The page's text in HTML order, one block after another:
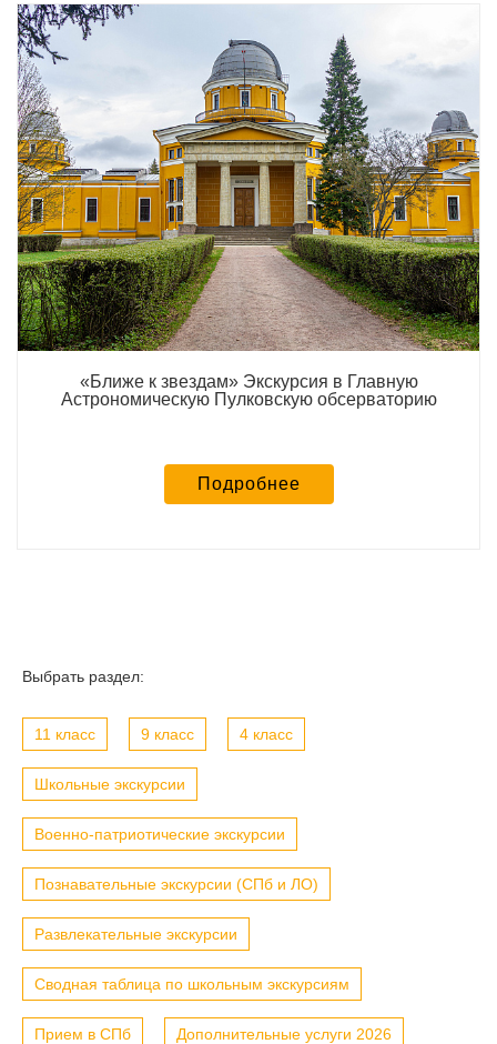
«Ближе к звездам» Экскурсия в Главную
Астрономическую Пулковскую обсерваторию
Подробнее
Выбрать раздел:
11 класс 9 класс 4 класс
Школьные экскурсии
Военно-патриотические экскурсии
Познавательные экскурсии (СПб и ЛО)
Развлекательные экскурсии
Сводная таблица по школьным экскурсиям
Прием в СПб Дополнительные услуги 2026